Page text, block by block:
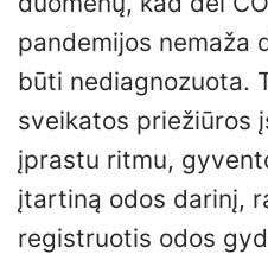
pandemijos nemaža
būti nediagnozuota.
sveikatos priežiūros
įprastu ritmu,
įtartiną odos darinį,
registruotis odos